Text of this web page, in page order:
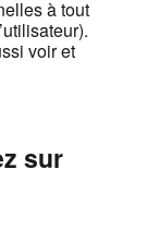
à tout
voir et
sur